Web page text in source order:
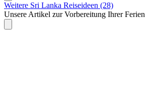
Weitere Sri Lanka Reiseideen (28)
Unsere Artikel zur Vorbereitung Ihrer Ferien